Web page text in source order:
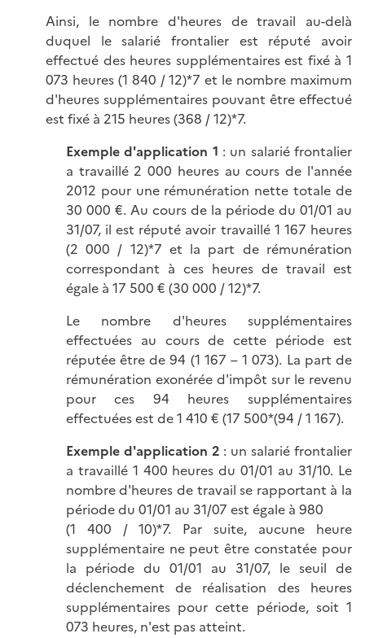
Ainsi, le nombre d'heures de travail au-delà
duquel le salarié frontalier est réputé avoir
effectué des heures supplémentaires est fixé à 1
073 heures (1 840 / 12)*7 et le nombre maximum
d'heures supplémentaires pouvant être effectué
est fixé à 215 heures (368 / 12)*7.
Exemple d'application 1 : un salarié frontalier
a travaillé 2 000 heures au cours de l'année
2012 pour une rémunération nette totale de
30 000 €. Au cours de la période du 01/01 au
31/07, il est réputé avoir travaillé 1 167 heures
(2 000 / 12)*7 et la part de rémunération
correspondant à ces heures de travail est
égale à 17 500 € (30 000 / 12)*7.
Le nombre d'heures supplémentaires
effectuées au cours de cette période est
réputée être de 94 (1 167 – 1 073). La part de
rémunération exonérée d'impôt sur le revenu
pour ces 94 heures supplémentaires
effectuées est de 1 410 € (17 500*(94 / 1 167).
Exemple d'application 2 : un salarié frontalier
a travaillé 1 400 heures du 01/01 au 31/10. Le
nombre d'heures de travail se rapportant à la
période du 01/01 au 31/07 est égale à 980
(1 400 / 10)*7. Par suite, aucune heure
supplémentaire ne peut être constatée pour
la période du 01/01 au 31/07, le seuil de
déclenchement de réalisation des heures
supplémentaires pour cette période, soit 1
073 heures, n'est pas atteint.